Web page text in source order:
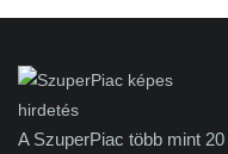
A SzuperPiac több mint